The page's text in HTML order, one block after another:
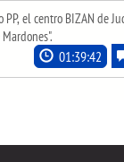
PP, el centro BIZAN de
01:39:42